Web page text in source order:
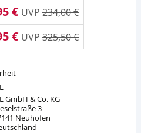
€ UVP 234,00 €
€ UVP 325,50 €
GmbH & Co. KG
3
Neuhofen